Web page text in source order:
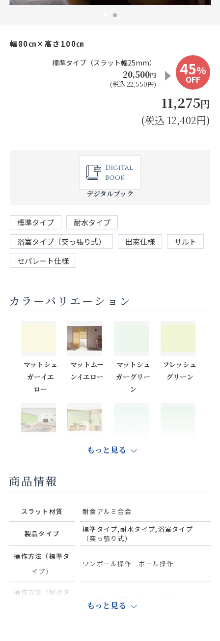
幅80㎝×高さ100㎝
標準タイプ（スラット幅25mm）
20,500円
(税込 22,550円)
45%
OFF
11,275円
(税込 12,402円)
デジタルブック
標準タイプ
耐水タイプ
浴室タイプ（突っ張り式）
出窓仕様
サルト
セパレート仕様
カラーバリエーション
マットシュ
ガーイエ
ロー
マットムー
ンイエロー
マットシュ
ガーグリー
ン
フレッシュ
グリーン
ヤンググ
マットシュ
ベイビッ
マットシュ
ガーピンク
ベビーピン
ク
クス
トパープル
もっと見る
商品情報
スラット材質 耐食アルミ合金
製品タイプ
標準タイプ,耐水タイプ,浴室タイプ
（突っ張り式）
操作方法（標準タ
イプ）
ワンポール操作 ポール操作
操作方法（耐水タ
もっと見る